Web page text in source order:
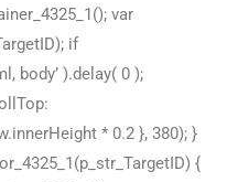
var
if
body’ ).delay( 0 );
* 0.2 }, 380); }
{